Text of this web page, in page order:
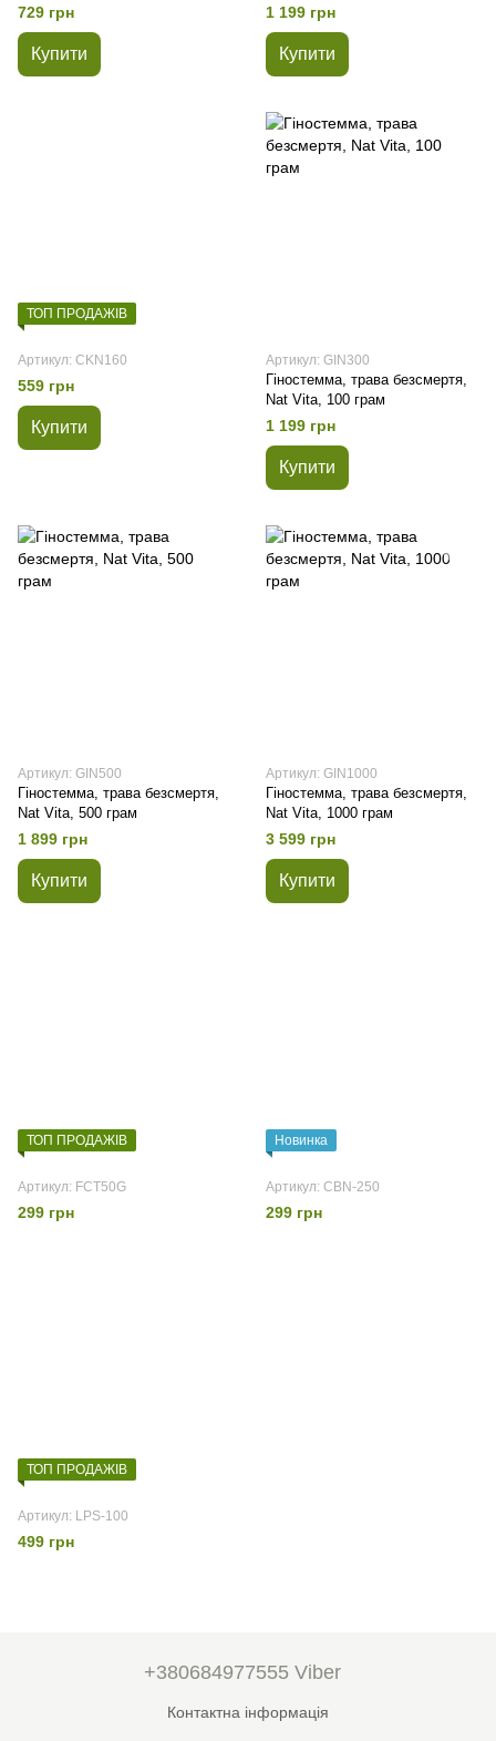
729 грн
Купити
1 199 грн
Купити
ТОП ПРОДАЖІВ
Артикул: CKN160
559 грн
Купити
Артикул: GIN300
Гіностемма, трава безсмертя,
Nat Vita, 100 грам
1 199 грн
Купити
Артикул: GIN500
Гіностемма, трава безсмертя,
Nat Vita, 500 грам
1 899 грн
Купити
Артикул: GIN1000
Гіностемма, трава безсмертя,
Nat Vita, 1000 грам
3 599 грн
Купити
ТОП ПРОДАЖІВ
Артикул: FCT50G
299 грн
Новинка
Артикул: CBN-250
299 грн
ТОП ПРОДАЖІВ
Артикул: LPS-100
499 грн
+380684977555 Viber
Контактна інформація